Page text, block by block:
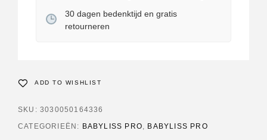
30 dagen bedenktijd en gratis
retourneren
ADD TO WISHLIST
SKU: 3030050164336
CATEGORIEËN: BABYLISS PRO, BABYLISS PRO